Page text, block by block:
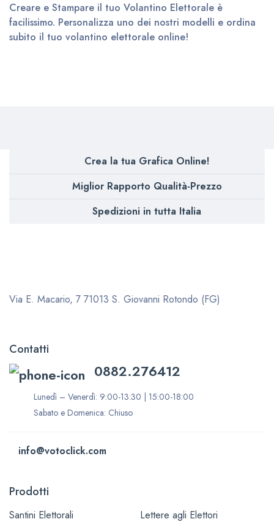
Creare e Stampare il tuo Volantino Elettorale è
facilissimo. Personalizza uno dei nostri modelli e ordina
subito il tuo volantino elettorale online!
Crea la tua Grafica Online!
Miglior Rapporto Qualità-Prezzo
Spedizioni in tutta Italia
Via E. Macario, 7 71013 S. Giovanni Rotondo (FG)
Contatti
0882.276412
Lunedì – Venerdì: 9:00-13:30 | 15:00-18:00
Sabato e Domenica: Chiuso
info@votoclick.com
Prodotti
Santini Elettorali
Lettere agli Elettori